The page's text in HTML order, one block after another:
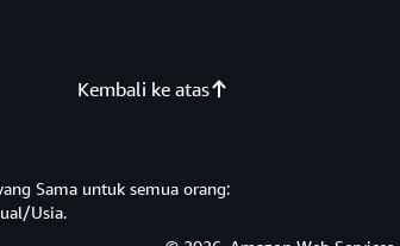
Kembali ke atas
Sama untuk semua orang:
Usia.